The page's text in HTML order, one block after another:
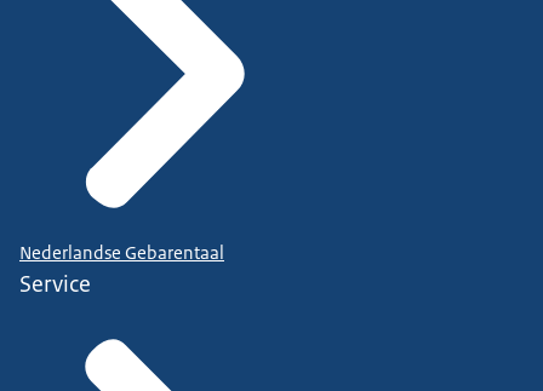
Nederlandse Gebarentaal
Service